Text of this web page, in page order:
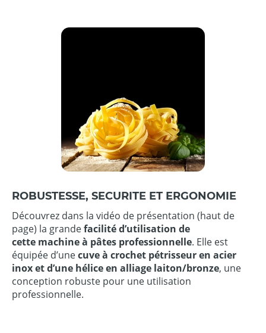
ROBUSTESSE, SECURITE ET ERGONOMIE
Découvrez dans la vidéo de présentation (haut de
page) la grandefacilité d’utilisation de
cette machine à pâtes professionnelle. Elle est
équipée d’unecuve à crochet pétrisseur en acier
inox et d’une hélice en alliage laiton/bronze, une
conception robuste pour une utilisation
professionnelle.